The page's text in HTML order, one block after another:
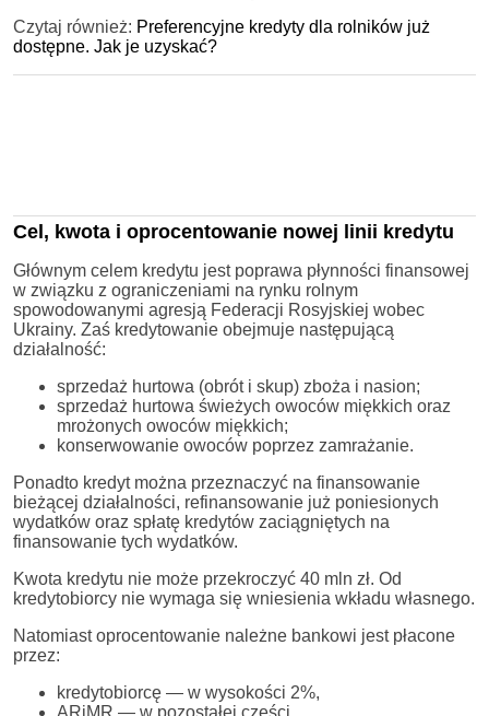
Czytaj również: Preferencyjne kredyty dla rolników już
dostępne. Jak je uzyskać?
Cel, kwota i oprocentowanie nowej linii kredytu
Głównym celem kredytu jest poprawa płynności finansowej
w związku z ograniczeniami na rynku rolnym
spowodowanymi agresją Federacji Rosyjskiej wobec
Ukrainy. Zaś kredytowanie obejmuje następującą
działalność:
sprzedaż hurtowa (obrót i skup) zboża i nasion;
sprzedaż hurtowa świeżych owoców miękkich oraz
mrożonych owoców miękkich;
konserwowanie owoców poprzez zamrażanie.
Ponadto kredyt można przeznaczyć na finansowanie
bieżącej działalności, refinansowanie już poniesionych
wydatków oraz spłatę kredytów zaciągniętych na
finansowanie tych wydatków.
Kwota kredytu nie może przekroczyć 40 mln zł. Od
kredytobiorcy nie wymaga się wniesienia wkładu własnego.
Natomiast oprocentowanie należne bankowi jest płacone
przez:
kredytobiorcę — w wysokości 2%,
ARiMR — w pozostałej części.